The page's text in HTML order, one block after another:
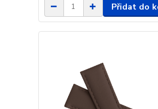
Přidat do